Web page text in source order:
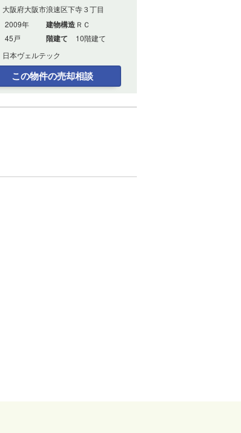
大阪府大阪市浪速区下寺３丁目
2009年 建物構造 ＲＣ
45戸 階建て 10階建て
日本ヴェルテック
この物件の売却相談